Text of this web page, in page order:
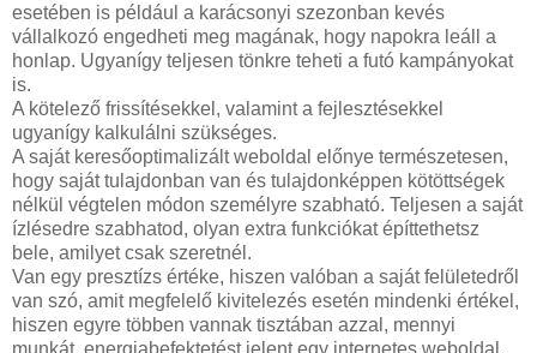
esetében is például a karácsonyi szezonban kevés
vállalkozó engedheti meg magának, hogy napokra leáll a
honlap. Ugyanígy teljesen tönkre teheti a futó kampányokat
is.
A kötelező frissítésekkel, valamint a fejlesztésekkel
ugyanígy kalkulálni szükséges.
A saját keresőoptimalizált weboldal előnye természetesen,
hogy saját tulajdonban van és tulajdonképpen kötöttségek
nélkül végtelen módon személyre szabható. Teljesen a saját
ízlésedre szabhatod, olyan extra funkciókat építtethetsz
bele, amilyet csak szeretnél.
Van egy presztízs értéke, hiszen valóban a saját felületedről
van szó, amit megfelelő kivitelezés esetén mindenki értékel,
hiszen egyre többen vannak tisztában azzal, mennyi
munkát, energiabefektetést jelent egy internetes weboldal.